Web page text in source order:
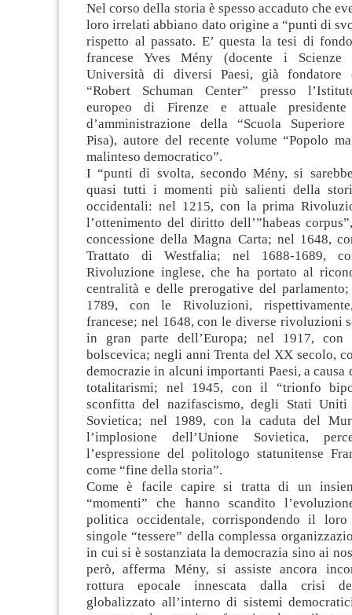
Nel corso della storia è spesso accaduto che
loro irrelati abbiano dato origine a “punti di
rispetto al passato. E’ questa la tesi di
francese Yves Mény (docente i Scienze
Università di diversi Paesi, già fondatore
“Robert Schuman Center” presso
europeo di Firenze e attuale
d’amministrazione della “Scuola Superiore
Pisa), autore del recente volume “Popolo
malinteso democratico”.
I “punti di svolta, secondo Mény, si
quasi tutti i momenti più salienti della
occidentali: nel 1215, con la prima
l’ottenimento del diritto dell’”habeas
concessione della Magna Carta; nel 1648,
Trattato di Westfalia; nel 1688-1689,
Rivoluzione inglese, che ha portato al
centralità e delle prerogative del
1789, con le Rivoluzioni,
francese; nel 1648, con le diverse rivoluzioni
in gran parte dell’Europa; nel 1917, con
bolscevica; negli anni Trenta del XX secolo,
democrazie in alcuni importanti Paesi, a causa
totalitarismi; nel 1945, con il “trionfo
sconfitta del nazifascismo, degli Stati
Sovietica; nel 1989, con la caduta del
l’implosione dell’Unione Sovietica,
l’espressione del politologo statunitense
come “fine della storia”.
Come è facile capire si tratta di un
“momenti” che hanno scandito
politica occidentale, corrispondendo il loro
singole “tessere” della complessa
in cui si è sostanziata la democrazia sino ai
però, afferma Mény, si assiste ancora
rottura epocale innescata dalla crisi
globalizzato all’interno di sistemi